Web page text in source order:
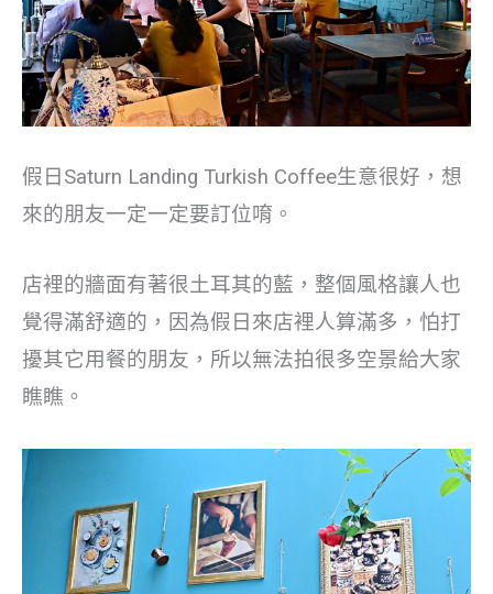
假日Saturn Landing Turkish Coffee生意很好，想
來的朋友一定一定要訂位唷。
店裡的牆面有著很土耳其的藍，整個風格讓人也
覺得滿舒適的，因為假日來店裡人算滿多，怕打
擾其它用餐的朋友，所以無法拍很多空景給大家
瞧瞧。